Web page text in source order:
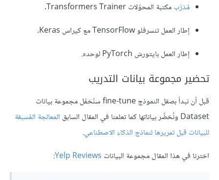
مُدَرِّبمكتبة المحوّلات Transformers Trainer.
إطار العمل تنسرفلو TensorFlow مع كيراس Keras.
إطار العمل بايتورش PyTorch لوحده.
تحضير مجموعة بيانات التدريب
قبل أن نبدأ بصقل النموذج fine-tune سنُحَمِّل مجموعة بيانات
Dataset ونُحَضِّر بياناتها كما تعلمنا في المقال السابق
المعالجة المُسبقة
للبيانات قبل تمريرها لنماذج الذكاء الاصطناعي.
اخترنا في هذا المقال مجموعة البيانات Yelp Reviews
: